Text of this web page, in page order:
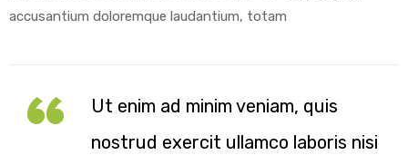
accusantium doloremque laudantium, totam
Ut enim ad minim veniam, quis
nostrud exercit ullamco laboris nisi